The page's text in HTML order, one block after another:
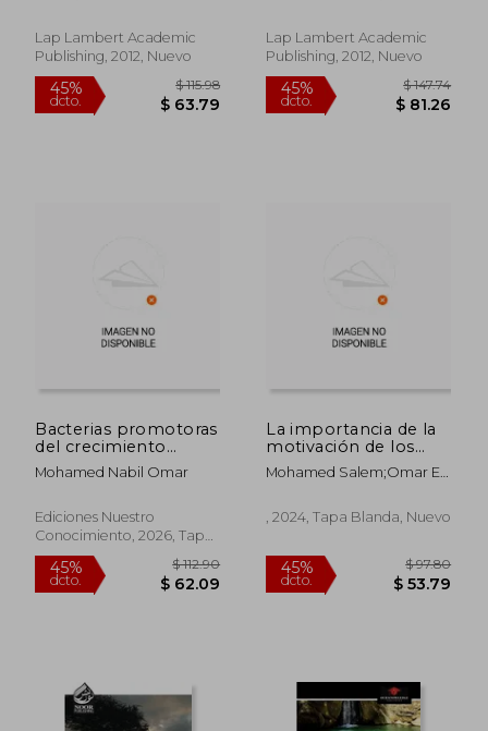
Lap Lambert Academic
Publishing, 2012, Nuevo
dcto. $ 63.79
Lap Lambert Academic
Publishing, 2012, Nuevo
dcto.
Bacterias promotoras
del crecimiento
vegetal PGPR
Mohamed Nabil Omar
Ediciones Nuestro
Conocimiento, 2026, Tapa
Blanda, Nuevo
La importancia de la
motivación de los
empleados en el
proceso de gestión
Mohamed Salem;Omar El
, 2024, Tapa Blanda, Nuevo